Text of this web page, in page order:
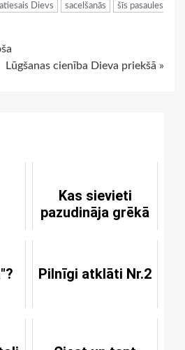
Dievs sacelšanās
šīs pasaules
Lūgšanas cienība Dieva priekšā »
Kas sievieti
pazudināja grēkā
Pilnīgi atklāti Nr.2